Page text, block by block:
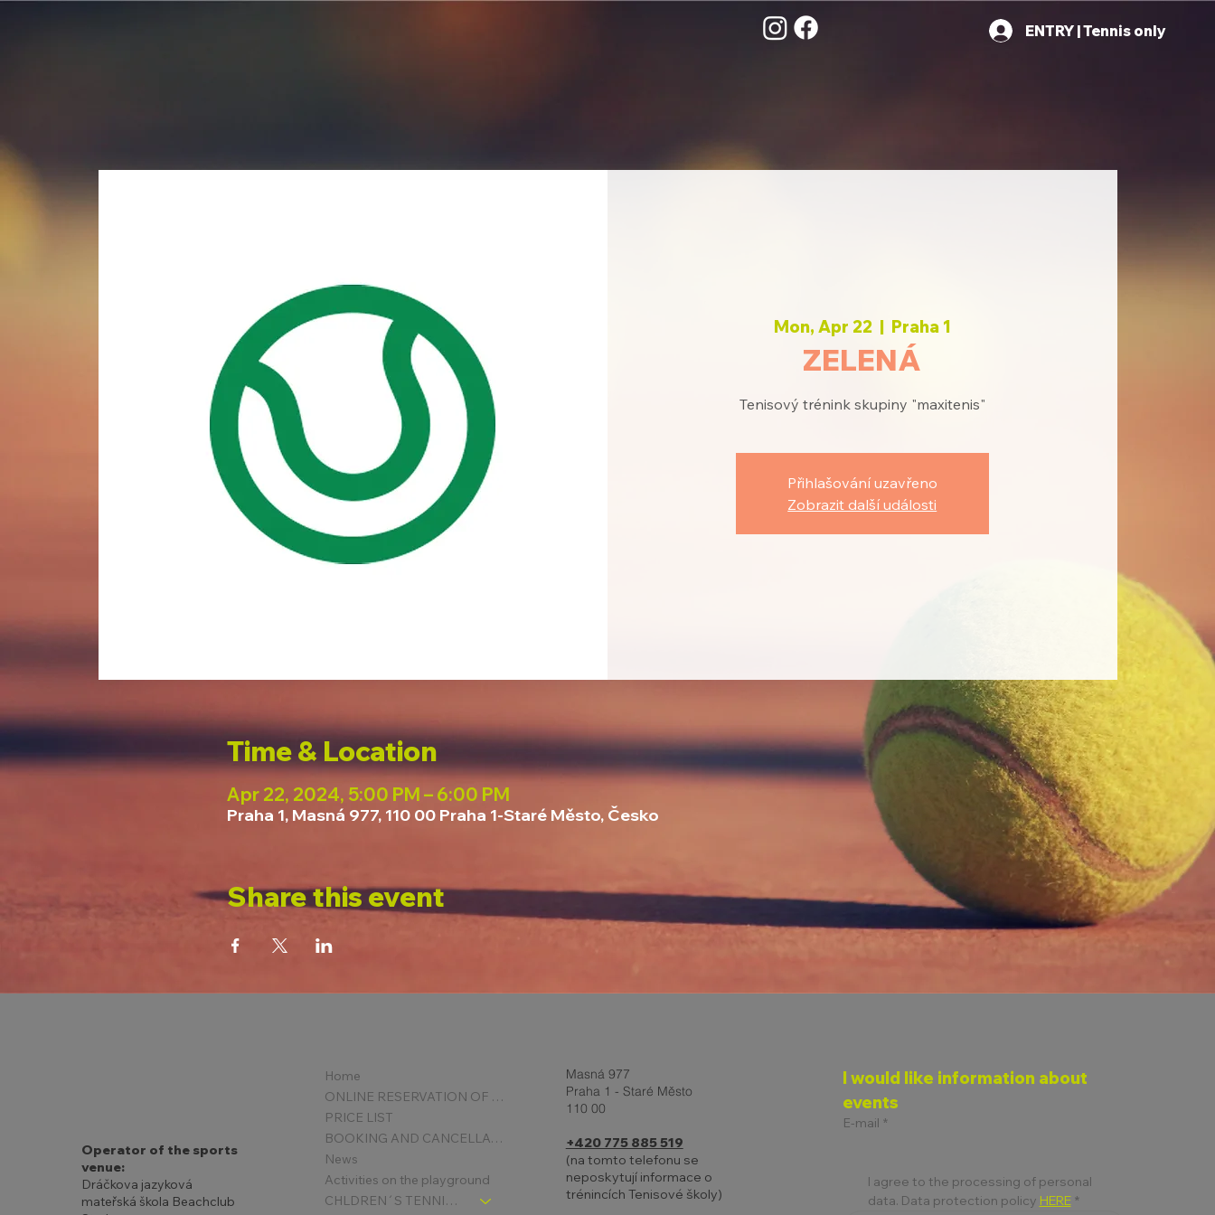
ENTRY | Tennis only
Mon, Apr 22
  |
Praha 1
ZELENÁ
Tenisový trénink skupiny "maxitenis"
Přihlašování uzavřeno
Zobrazit další události
Time & Location
Apr 22, 2024, 5:00 PM – 6:00 PM
Praha 1, Masná 977, 110 00 Praha 1-Staré Město, Česko
Share this event
Operator of the sports
venue:
Dráčkova jazyková
mateřská škola Beachclub
Home
ONLINE RESERVATION OF COURTS
PRICE LIST
BOOKING AND CANCELLATION
News
Activities on the playground
CHLDREN´S TENNIS SCHOOL - SIGNPOST
Masná 977
Praha 1 - Staré Město
110 00
+420 775 885 519
(na tomto telefonu se
neposkytují informace o
trénincích Tenisové školy)
I would like information about
events
E-mail *
I agree to the processing of personal
data. Data protection policy HERE *